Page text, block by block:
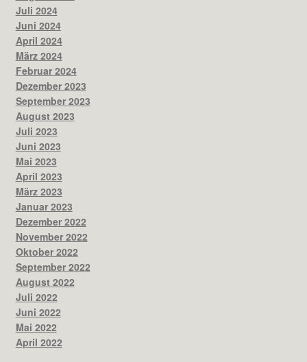
Juli 2024
Juni 2024
April 2024
März 2024
Februar 2024
Dezember 2023
September 2023
August 2023
Juli 2023
Juni 2023
Mai 2023
April 2023
März 2023
Januar 2023
Dezember 2022
November 2022
Oktober 2022
September 2022
August 2022
Juli 2022
Juni 2022
Mai 2022
April 2022